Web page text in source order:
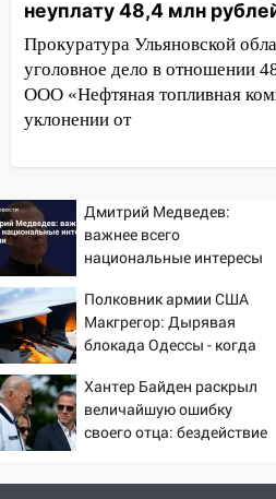
12:17 Ульяновск
после ливня город
воду
12:12 Прокуратура
ДТП с шестилетним
12:01
Пьяная женщина
шестилетнего ребёнка
Федерации:
11:16
В Ульяновске
мужчину, пропавшего
10:30
хаски: куда сходить в
области 8–9 августа
10:11
«Нефтяной топливной
неуплату 48,4 млн
Прокуратура Ульяновской
уголовное дело в отношении
ООО «Нефтяная топливная
уклонении от
Дмитрий Медведев:
важнее всего
национальные интересы
Полковник армии США
Макгрегор: Дырявая
блокада Одессы - когда
России за это полетят
головы?
Хантер Байден раскрыл
величайшую ошибку
своего отца: бездействие